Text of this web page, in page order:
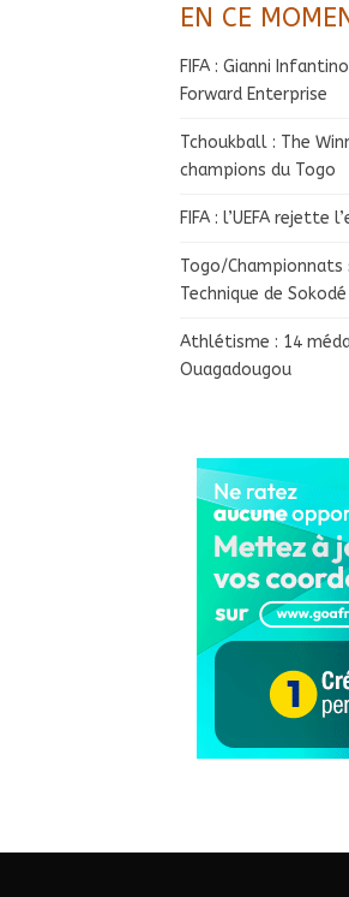
EN CE
FIFA : Gianni
Forward Enterprise
Tchoukball : The
champions du Togo
FIFA : l’UEFA rejette
Togo/Championnats
Technique de
Athlétisme : 14
Ouagadougou